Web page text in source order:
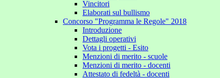
Vincitori
Elaborati sul bullismo
Concorso "Programma le Regole" 2018
Introduzione
Dettagli operativi
Vota i progetti - Esito
Menzioni di merito - scuole
Menzioni di merito - docenti
Attestato di fedeltà - docenti